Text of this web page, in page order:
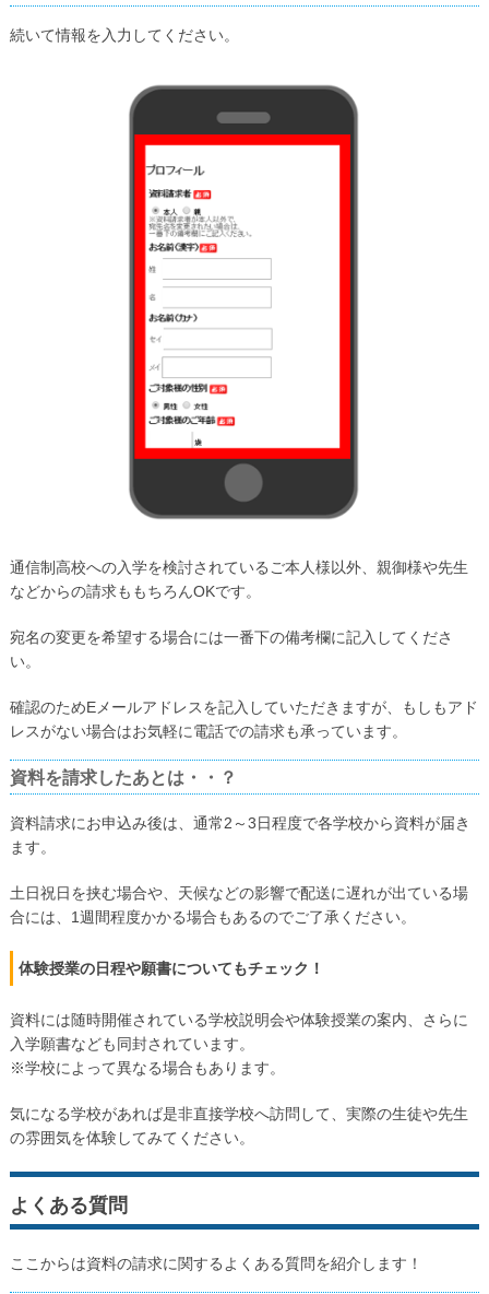
続いて情報を入力してください。
通信制高校への入学を検討されているご本人様以外、親御様や先生
などからの請求ももちろんOKです。
宛名の変更を希望する場合には一番下の備考欄に記入してくださ
い。
確認のためEメールアドレスを記入していただきますが、もしもアド
レスがない場合はお気軽に電話での請求も承っています。
資料を請求したあとは・・？
資料請求にお申込み後は、通常2～3日程度で各学校から資料が届き
ます。
土日祝日を挟む場合や、天候などの影響で配送に遅れが出ている場
合には、1週間程度かかる場合もあるのでご了承ください。
体験授業の日程や願書についてもチェック！
資料には随時開催されている学校説明会や体験授業の案内、さらに
入学願書なども同封されています。
※学校によって異なる場合もあります。
気になる学校があれば是非直接学校へ訪問して、実際の生徒や先生
の雰囲気を体験してみてください。
よくある質問
ここからは資料の請求に関するよくある質問を紹介します！